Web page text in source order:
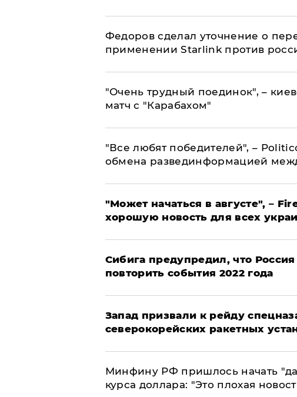
Федоров сделал уточнение о
применении Starlink против
"Очень трудный поединок", –
матч с "Карабахом"
​"Все любят победителей", –
обмена развединформацией
"Может начаться в августе", –
хорошую новость для всех
Сибига предупредил, что
повторить события 2022 года
Запад призвали к рейду
северокорейских ракетных
Минфину РФ пришлось начать
курса доллара: "Это плохая